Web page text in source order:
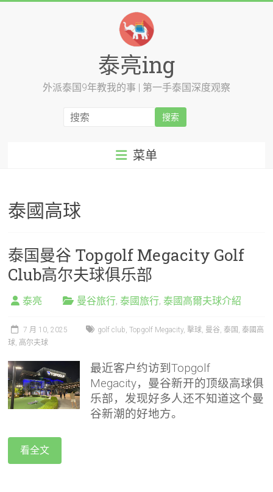
泰亮ing
外派泰国9年教我的事 | 第一手泰国深度观察
菜单
泰國高球
泰国曼谷 Topgolf Megacity Golf
Club高尔夫球俱乐部
泰亮 曼谷旅行,泰國旅行,泰國高爾夫球介紹
7 月 10, 2025 golf club,Topgolf Megacity,擊球, 曼谷,泰国 ,泰國高
球, 高尔夫球
最近客户约访到Topgolf
Megacity，曼谷新开的顶级高球俱
乐部，发现好多人还不知道这个曼
谷新潮的好地方。
看全文